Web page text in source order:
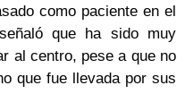
como paciente en el
que ha sido muy
al centro, pese a que no
que fue llevada por sus